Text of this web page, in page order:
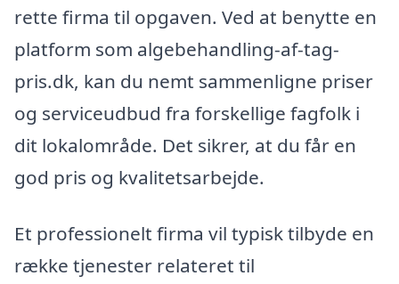
rette firma til opgaven. Ved at benytte en
platform som algebehandling-af-tag-
pris.dk, kan du nemt sammenligne priser
og serviceudbud fra forskellige fagfolk i
dit lokalområde. Det sikrer, at du får en
god pris og kvalitetsarbejde.
Et professionelt firma vil typisk tilbyde en
række tjenester relateret til